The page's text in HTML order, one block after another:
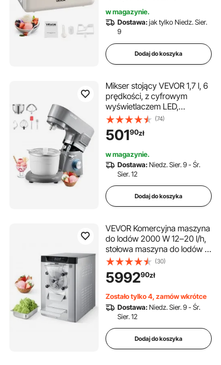
do kuchni domowej
w magazynie.
Dostawa:jak tylko Niedz. Sier.
9
Dodaj do koszyka
Mikser stojący VEVOR 1,7 l, 6
prędkości, z cyfrowym
wyświetlaczem LED,
timerem, mieszadłem, hakiem
do ciasta i osłoną
przeciwbryzgową, do
przygotowania mrożonego
jogurtu, sorbetu owocowego
i gelato, szary, 1400 W
(74)
50190zł
w magazynie.
Dostawa: Niedz. Sier. 9 - Śr.
Sier. 12
Dodaj do koszyka
VEVOR Komercyjna maszyna
do lodów 2000 W 12–20 l/h,
stołowa maszyna do lodów z
pojemnikiem ze stali
nierdzewnej o pojemności 6 l
(304) i samoczyszczącym
barów szybkiej obsługi i
restauracji, srebrna
(30)
599290zł
Zostało tylko 4, zamów wkrótce
Dostawa: Niedz. Sier. 9 - Śr.
Sier. 12
Dodaj do koszyka